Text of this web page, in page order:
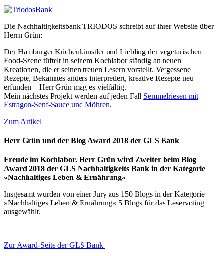
Die Nachhaltigkeitsbank TRIODOS schreibt auf ihrer Website über
Herrn Grün:
Der Hamburger Küchenkünstler und Liebling der vegetarischen
Food-Szene tüftelt in seinem Kochlabor ständig an neuen
Kreationen, die er seinen treuen Lesern vorstellt. Vergessene
Rezepte, Bekanntes anders interpretiert, kreative Rezepte neu
erfunden – Herr Grün mag es vielfältig.
Mein nächstes Projekt werden auf jeden Fall Semmelriesen mit
Estragon-Senf-Sauce und Möhren.
Zum Artikel
Herr Grün und der Blog Award 2018 der GLS Bank
Freude im Kochlabor. Herr Grün wird Zweiter beim Blog
Award 2018 der GLS Nachhaltigkeits Bank in der Kategorie
»Nachhaltiges Leben & Ernährung«
Insgesamt wurden von einer Jury aus 150 Blogs in der Kategorie
»Nachhaltiges Leben & Ernährung« 5 Blogs für das Leservoting
ausgewählt.
Zur Award-Seite der GLS Bank